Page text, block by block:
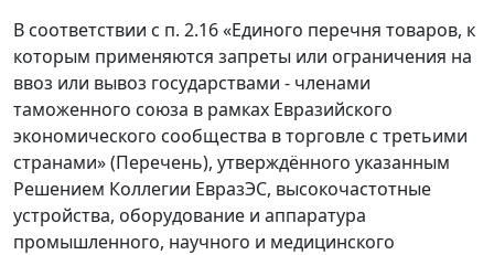
В соответствии с п. 2.16 «Единого перечня товаров, к
которым применяются запреты или ограничения на
ввоз или вывоз государствами - членами
таможенного союза в рамках Евразийского
экономического сообщества в торговле с третьими
странами» (Перечень), утверждённого указанным
Решением Коллегии ЕвразЭС, высокочастотные
устройства, оборудование и аппаратура
промышленного, научного и медицинского